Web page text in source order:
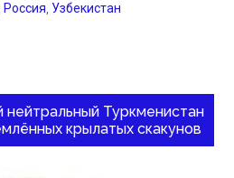
Россия Узбекистан
нейтральный Туркменистан
крылатых скакунов